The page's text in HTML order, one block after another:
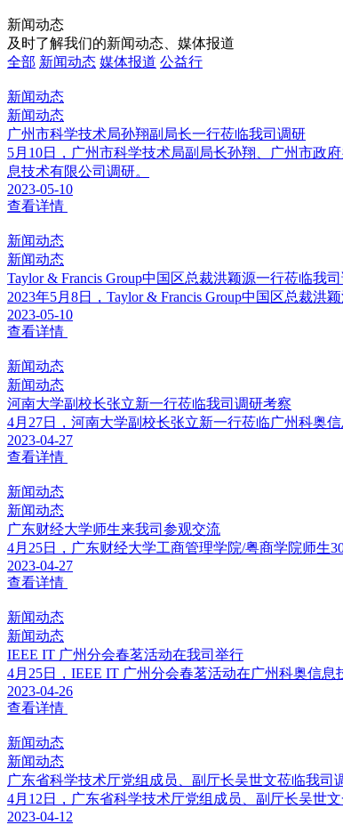
新闻动态
及时了解我们的新闻动态、媒体报道
全部 新闻动态 媒体报道 公益行
新闻动态
新闻动态
广州市科学技术局孙翔副局长一行莅临我司调研
5月10日，广州市科学技术局副局长孙翔、广州市政
息技术有限公司调研。
2023-05-10
查看详情
新闻动态
新闻动态
Taylor & Francis Group中国区总裁洪颖源一行莅临我
2023年5月8日，Taylor & Francis Group中国区总裁
2023-05-10
查看详情
新闻动态
新闻动态
河南大学副校长张立新一行莅临我司调研考察
4月27日，河南大学副校长张立新一行莅临广州科奥
2023-04-27
查看详情
新闻动态
新闻动态
广东财经大学师生来我司参观交流
4月25日，广东财经大学工商管理学院/粤商学院师生
2023-04-27
查看详情
新闻动态
新闻动态
IEEE IT 广州分会春茗活动在我司举行
4月25日，IEEE IT 广州分会春茗活动在广州科奥信息
2023-04-26
查看详情
新闻动态
新闻动态
广东省科学技术厅党组成员、副厅长吴世文莅临我司
4月12日，广东省科学技术厅党组成员、副厅长吴世
2023-04-12